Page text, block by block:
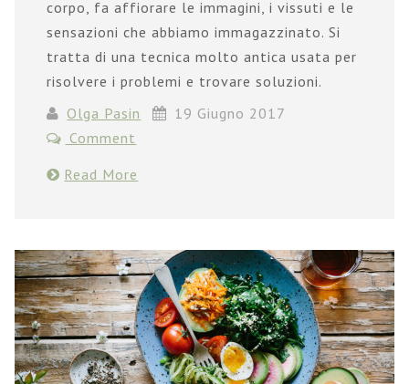
corpo, fa affiorare le immagini, i vissuti e le
sensazioni che abbiamo immagazzinato. Si
tratta di una tecnica molto antica usata per
risolvere i problemi e trovare soluzioni.
Olga Pasin
19 Giugno 2017
Comment
Read More